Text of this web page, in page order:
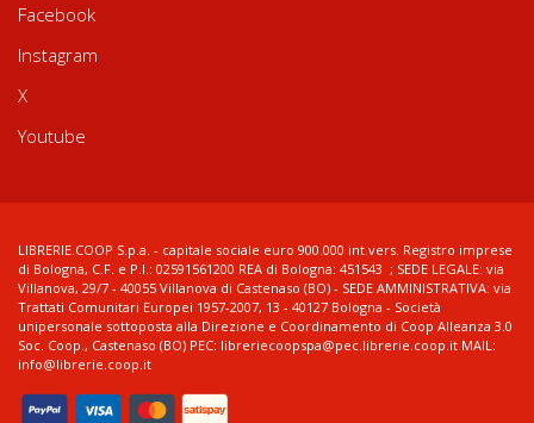
Facebook
Instagram
X
Youtube
LIBRERIE.COOP S.p.a. - capitale sociale euro 900.000 int.vers. Registro imprese
di Bologna, C.F. e P.I.: 02591561200 REA di Bologna: 451543 ; SEDE LEGALE: via
Villanova, 29/7 - 40055 Villanova di Castenaso (BO) - SEDE AMMINISTRATIVA: via
Trattati Comunitari Europei 1957-2007, 13 - 40127 Bologna - Società
unipersonale sottoposta alla Direzione e Coordinamento di Coop Alleanza 3.0
Soc. Coop., Castenaso (BO) PEC: libreriecoopspa@pec.librerie.coop.it MAIL:
info@librerie.coop.it